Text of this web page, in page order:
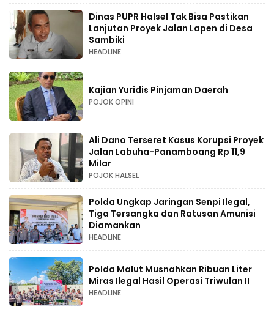
Dinas PUPR Halsel Tak Bisa Pastikan
Lanjutan Proyek Jalan Lapen di Desa
Sambiki
HEADLINE
Kajian Yuridis Pinjaman Daerah
POJOK OPINI
Ali Dano Terseret Kasus Korupsi Proyek
Jalan Labuha-Panamboang Rp 11,9
Milar
POJOK HALSEL
Polda Ungkap Jaringan Senpi Ilegal,
Tiga Tersangka dan Ratusan Amunisi
Diamankan
HEADLINE
Polda Malut Musnahkan Ribuan Liter
Miras Ilegal Hasil Operasi Triwulan II
HEADLINE